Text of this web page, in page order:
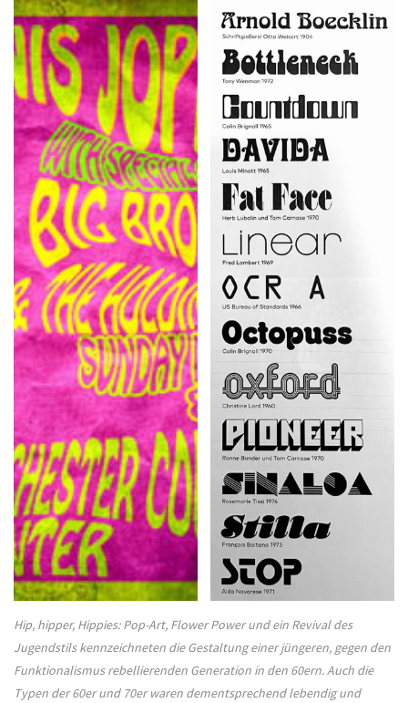
Hip, hipper, Hippies: Pop-Art, Flower Power und ein Revival des
Jugendstils kennzeichneten die Gestaltung einer jüngeren, gegen den
Funktionalismus rebellierenden Generation in den 60ern. Auch die
Typen der 60er und 70er waren dementsprechend lebendig und